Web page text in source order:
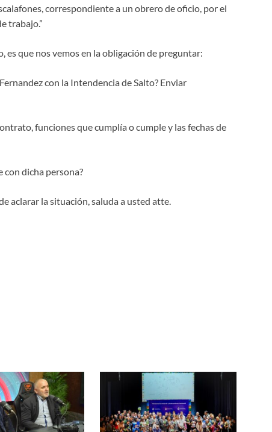
correspondiente a un obrero de oficio, por el
trabajo.”
que nos vemos en la obligación de preguntar:
con la Intendencia de Salto? Enviar
funciones que cumplía o cumple y las fechas de
con dicha persona?
aclarar la situación, saluda a usted atte.